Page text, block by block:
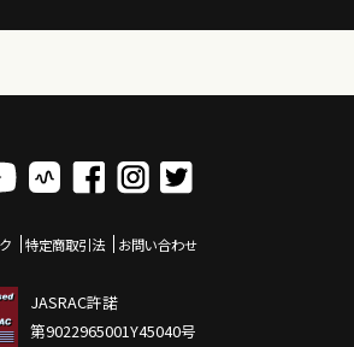
特定商取引法 お問い合わせ
JASRAC許諾
第9022965001Y45040号